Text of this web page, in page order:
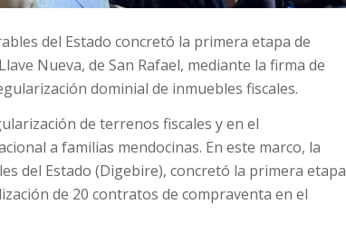
del Estado concretó la primera etapa de
Nueva, de San Rafael, mediante la firma de
dominial de inmuebles fiscales.
de terrenos fiscales y en el
a familias mendocinas. En este marco, la
del Estado (Digebire), concretó la primera etapa
de 20 contratos de compraventa en el